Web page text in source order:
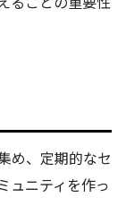
め、定期的なセ
ュニティを作っ